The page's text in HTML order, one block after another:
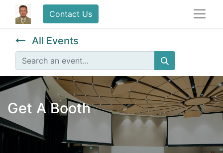
Contact Us
All Events
Get A Booth